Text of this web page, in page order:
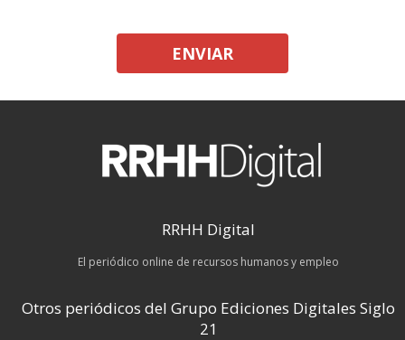
ENVIAR
RRHH Digital
El periódico online de recursos humanos y empleo
Otros periódicos del Grupo Ediciones Digitales Siglo
21